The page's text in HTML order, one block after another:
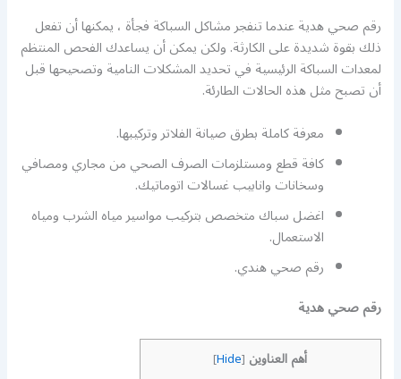
رقم صحي هدية عندما تنفجر مشاكل السباكة فجأة ، يمكنها أن تفعل
ذلك بقوة شديدة على الكارثة. ولكن يمكن أن يساعدك الفحص المنتظم
لمعدات السباكة الرئيسية في تحديد المشكلات النامية وتصحيحها قبل
أن تصبح مثل هذه الحالات الطارئة.
معرفة كاملة بطرق صيانة الفلاتر وتركيبها.
كافة قطع ومستلزمات الصرف الصحي من مجاري ومصافي
وسخانات وانابيب غسالات اتوماتيك.
اغضل سباك متخصص بتركيب مواسير مياه الشرب ومياه
الاستعمال.
رقم صحي هندي.
رقم صحي هدية
أهم العناوين [
Hide
]